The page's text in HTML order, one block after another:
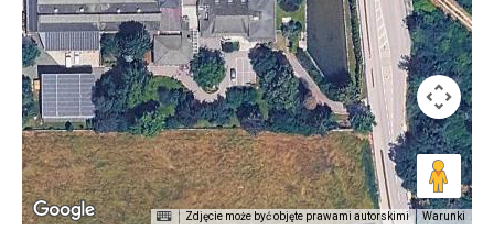
Zdjęcie może być objęte prawami autorskimi Warunki